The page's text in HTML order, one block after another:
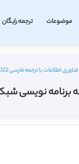
موضوعات ترجمه رایگان
اطلاعات با ترجمه فارسی 2022 - 2023
برنامه نویسی